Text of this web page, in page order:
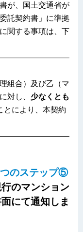
が、国土交通省が
託契約書」に準拠
関する事項は、下
組合）及び乙（マ
対し、 少なくとも
とにより、本契約
つのステップ⑤
のマンション
にて通知しま